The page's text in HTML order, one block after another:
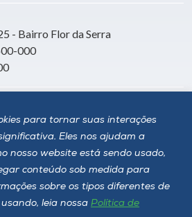
para tornar suas interações
Eles nos ajudam a
nosso website está sendo usado,
conteúdo sob medida para
sobre os tipos diferentes de
leia nossa Política de
- Bairro Flor da Serra
000